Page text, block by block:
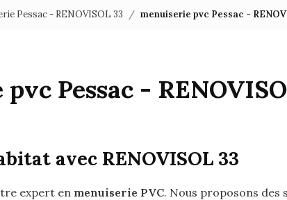
Pessac - RENOVISOL 33 menuiserie pvc Pessac -
Pessac -
avec RENOVISOL 33
expert en menuiserie PVC. Nous proposons des